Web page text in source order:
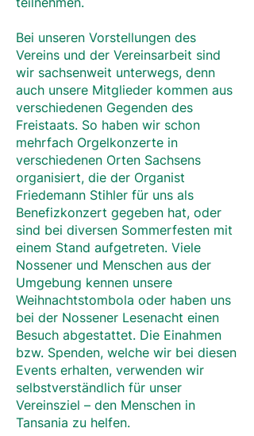
Bei unseren Vorstellungen des
Vereins und der Vereinsarbeit sind
wir sachsenweit unterwegs, denn
auch unsere Mitglieder kommen aus
verschiedenen Gegenden des
Freistaats. So haben wir schon
mehrfach Orgelkonzerte in
verschiedenen Orten Sachsens
organisiert, die der Organist
Friedemann Stihler für uns als
Benefizkonzert gegeben hat, oder
sind bei diversen Sommerfesten mit
einem Stand aufgetreten. Viele
Nossener und Menschen aus der
Umgebung kennen unsere
Weihnachtstombola oder haben uns
bei der Nossener Lesenacht einen
Besuch abgestattet. Die Einahmen
bzw. Spenden, welche wir bei diesen
Events erhalten, verwenden wir
selbstverständlich für unser
Vereinsziel – den Menschen in
Tansania zu helfen.